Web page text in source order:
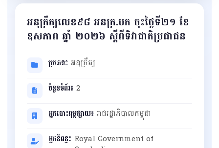
អនុក្រឹត្យលេខ៩៨ អនក្រ.បក ចុះថ្ងៃទី២១ ខែ
ឧសភាព ឆ្នាំ ២០២៦ ស្ដីពីទិវាជាតិប្រជាជន
ប្រភេទ៖ អនុក្រឹត្យ
ចំនួនទំព័រ៖ 2
អ្នកបោះពុម្ពផ្សាយ៖ រាជរដ្ឋាភិបាលកម្ពុជា
អ្នកនិពន្ធ៖ Royal Government of